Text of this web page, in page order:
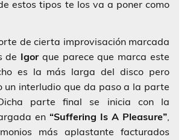
estos tipos te los va a poner como
de cierta improvisación marcada
de Igorque parece que marca este
es la más larga del disco pero
un interludio que da paso a la parte
parte final se inicia con la
en “Suffering Is A Pleasure”,
más aplastante facturados